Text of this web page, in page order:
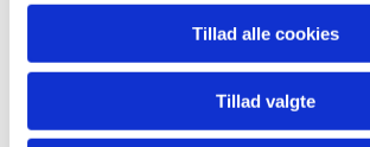
Tillad alle cookies
Tillad valgte
Få indblik i sognet